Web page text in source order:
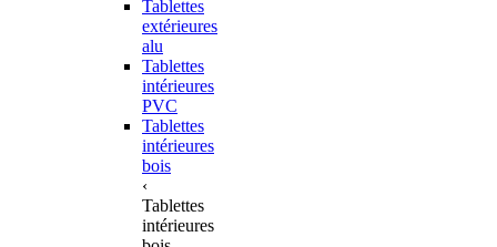
Tablettes
extérieures
alu
Tablettes
intérieures
PVC
Tablettes
intérieures
bois
‹
Tablettes
intérieures